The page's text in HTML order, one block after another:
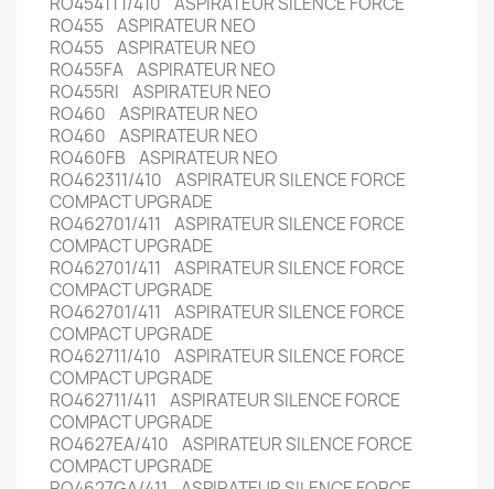
RO455 ASPIRATEUR NEO
RO455 ASPIRATEUR NEO
RO455FA ASPIRATEUR NEO
RO455RI ASPIRATEUR NEO
RO460 ASPIRATEUR NEO
RO460 ASPIRATEUR NEO
RO460FB ASPIRATEUR NEO
RO462311/410 ASPIRATEUR SILENCE FORCE
COMPACT UPGRADE
RO462701/411 ASPIRATEUR SILENCE FORCE
COMPACT UPGRADE
RO462701/411 ASPIRATEUR SILENCE FORCE
COMPACT UPGRADE
RO462701/411 ASPIRATEUR SILENCE FORCE
COMPACT UPGRADE
RO462711/410 ASPIRATEUR SILENCE FORCE
COMPACT UPGRADE
RO462711/411 ASPIRATEUR SILENCE FORCE
COMPACT UPGRADE
RO4627EA/410 ASPIRATEUR SILENCE FORCE
COMPACT UPGRADE